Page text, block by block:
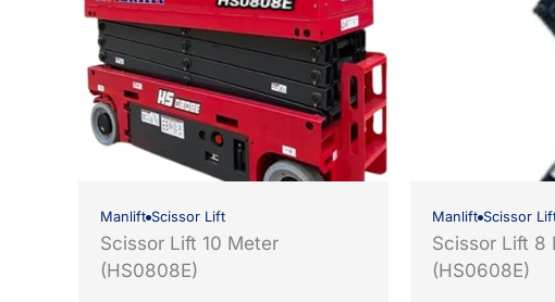
Manlift Scissor Lift
Scissor Lift 10 Meter
(HS0808E)
Manlift Scissor
Scissor Lift 8
(HS0608E)